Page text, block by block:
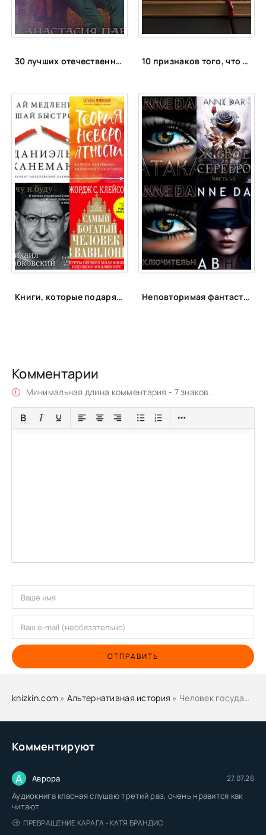
Комментируют
А Аврора 27.07.26
Аудиокнига класная слушаю третий раз, очень нравится как
читают
ПРЕВРАЩЕНИЕ КАРАГА - КАТЯ БРАНДИС
30 лучших отечественных фэнтези циклов 10 признаков того, что вы умнее большинства людей по мнению психологов
Книги, которые подарят энергию Неповторимая фантастика Anne Dar в аудио
Комментарии
Минимальная длина комментария - 7 знаков.
ОТПРАВИТЬ
knizkin.com » Альтернативная история » Человек государев. Книга 3 - Бачурова Мила